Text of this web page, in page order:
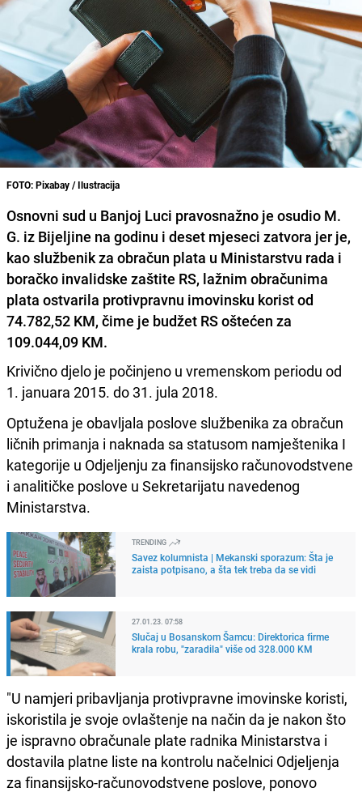
FOTO: Pixabay / Ilustracija
Osnovni sud u Banjoj Luci pravosnažno je osudio M.
G. iz Bijeljine na godinu i deset mjeseci zatvora jer je,
kao službenik za obračun plata u Ministarstvu rada i
boračko invalidske zaštite RS, lažnim obračunima
plata ostvarila protivpravnu imovinsku korist od
74.782,52 KM, čime je budžet RS oštećen za
109.044,09 KM.
Krivično djelo je počinjeno u vremenskom periodu od
1. januara 2015. do 31. jula 2018.
Optužena je obavljala poslove službenika za obračun
ličnih primanja i naknada sa statusom namještenika I
kategorije u Odjeljenju za finansijsko računovodstvene
i analitičke poslove u Sekretarijatu navedenog
Ministarstva.
TRENDING
Savez kolumnista | Mekanski sporazum: Šta je
zaista potpisano, a šta tek treba da se vidi
27.01.23. 07:58
Slučaj u Bosanskom Šamcu: Direktorica firme
krala robu, "zaradila" više od 328.000 KM
"U namjeri pribavljanja protivpravne imovinske koristi,
iskoristila je svoje ovlaštenje na način da je nakon što
je ispravno obračunale plate radnika Ministarstva i
dostavila platne liste na kontrolu načelnici Odjeljenja
za finansijsko-računovodstvene poslove, ponovo